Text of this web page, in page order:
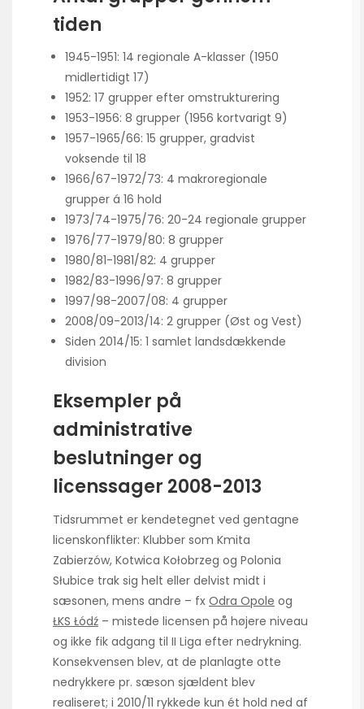
tiden
1945-1951: 14 regionale A-klasser (1950
midlertidigt 17)
1952: 17 grupper efter omstrukturering
1953-1956: 8 grupper (1956 kortvarigt 9)
1957-1965/66: 15 grupper, gradvist
voksende til 18
1966/67-1972/73: 4 makroregionale
grupper á 16 hold
1973/74-1975/76: 20-24 regionale grupper
1976/77-1979/80: 8 grupper
1980/81-1981/82: 4 grupper
1982/83-1996/97: 8 grupper
1997/98-2007/08: 4 grupper
2008/09-2013/14: 2 grupper (Øst og Vest)
Siden 2014/15: 1 samlet landsdækkende
division
Eksempler på
administrative
beslutninger og
licenssager 2008-2013
Tidsrummet er kendetegnet ved gentagne
licenskonflikter: Klubber som Kmita
Zabierzów, Kotwica Kołobrzeg og Polonia
Słubice trak sig helt eller delvist midt i
sæsonen, mens andre – fx Odra Opole og
ŁKS Łódź – mistede licensen på højere niveau
og ikke fik adgang til II Liga efter nedrykning.
Konsekvensen blev, at de planlagte otte
nedrykkere pr. sæson sjældent blev
realiseret; i 2010/11 rykkede kun ét hold ned af